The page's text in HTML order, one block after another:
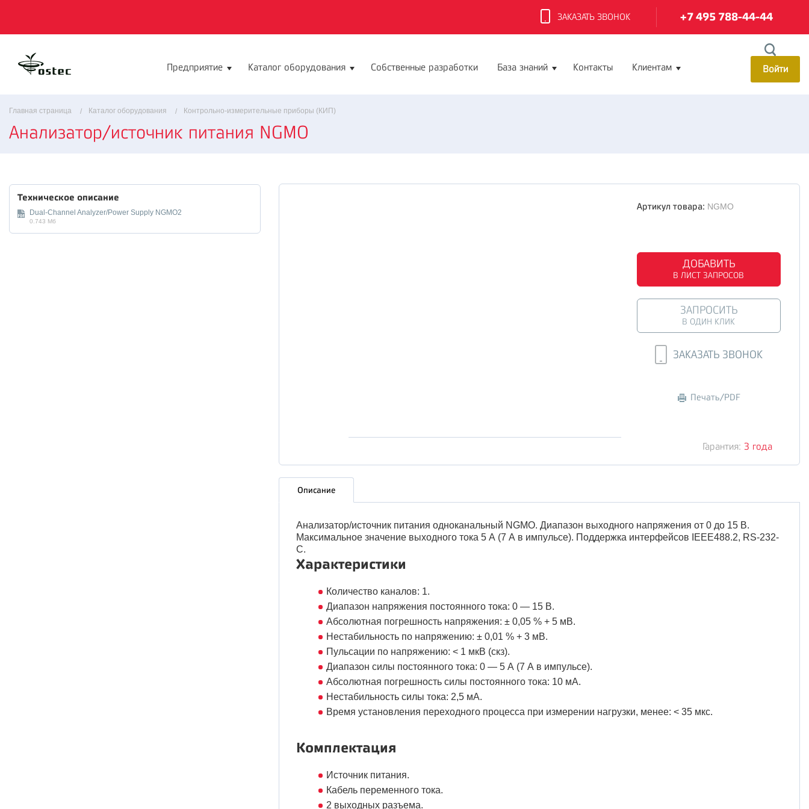
ЗАКАЗАТЬ ЗВОНОК +7 495 788-44-44
Предприятие Каталог оборудования Собственные разработки База знаний Контакты Клиентам Войти
Главная страница Каталог оборудования Контрольно-измерительные приборы (КИП)
Анализатор/источник питания NGMO
Артикул товара: NGMO
ДОБАВИТЬ
В ЛИСТ ЗАПРОСОВ
ЗАПРОСИТЬ
В ОДИН КЛИК
ЗАКАЗАТЬ ЗВОНОК
Печать/PDF
Гарантия: 3 года
Описание
Анализатор/источник питания одноканальный NGMO. Диапазон выходного напряжения от 0 до 15 В.
Максимальное значение выходного тока 5 А (7 А в импульсе). Поддержка интерфейсов IEEE488.2, RS-232-
C.
Характеристики
Количество каналов: 1.
Диапазон напряжения постоянного тока: 0 — 15 В.
Абсолютная погрешность напряжения: ± 0,05 % + 5 мВ.
Нестабильность по напряжению: ± 0,01 % + 3 мВ.
Пульсации по напряжению: < 1 мкВ (скз).
Диапазон силы постоянного тока: 0 — 5 А (7 А в импульсе).
Абсолютная погрешность силы постоянного тока: 10 мА.
Нестабильность силы тока: 2,5 мА.
Время установления переходного процесса при измерении нагрузки, менее: < 35 мкс.
Комплектация
Источник питания.
Кабель переменного тока.
2 выходных разъема.
Техническое описание
Dual-Channel Analyzer/Power Supply NGMO2
0.743 Мб